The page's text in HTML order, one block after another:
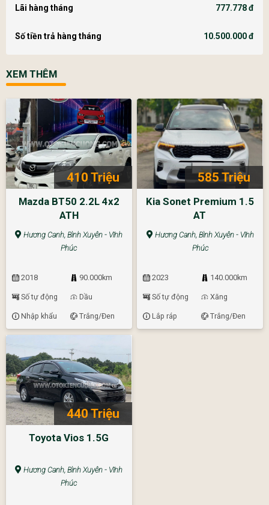
Lãi hàng tháng 777.778 đ
Số tiền trả hàng tháng 10.500.000 đ
XEM THÊM
410 Triệu
Mazda BT50 2.2L 4x2
ATH
Hương Canh, Bình Xuyên - Vĩnh
Phúc
2018 90.000km
Số tự động Dầu
Nhập khẩu Trắng/Đen
585 Triệu
Kia Sonet Premium 1.5
AT
Hương Canh, Bình Xuyên - Vĩnh
Phúc
2023 140.000km
Số tự động Xăng
Lắp ráp Trắng/Đen
440 Triệu
Toyota Vios 1.5G
Hương Canh, Bình Xuyên - Vĩnh
Phúc